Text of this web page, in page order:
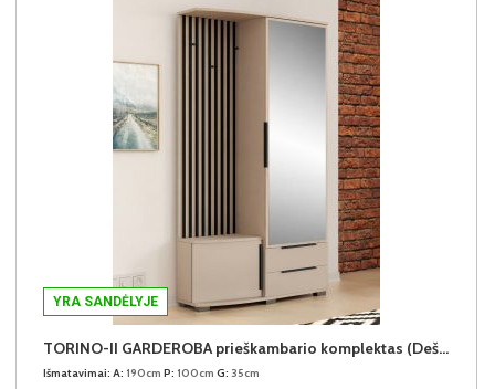
YRA SANDĖLYJE
TORINO-II GARDEROBA prieškambario komplektas (Dešininis)
Išmatavimai: A: 190cm P: 100cm G: 35cm